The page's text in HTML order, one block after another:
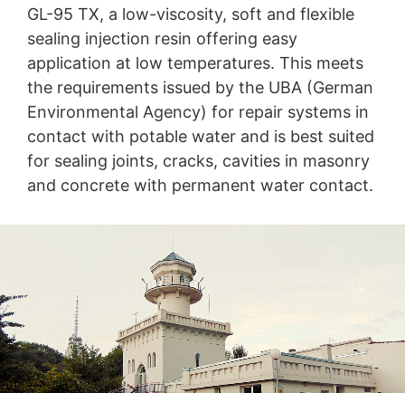
GL-95 TX, a low-viscosity, soft and flexible
sealing injection resin offering easy
application at low temperatures. This meets
the requirements issued by the UBA (German
Environmental Agency) for repair systems in
contact with potable water and is best suited
for sealing joints, cracks, cavities in masonry
and concrete with permanent water contact.